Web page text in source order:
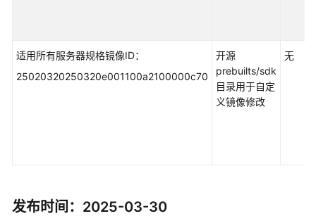
适用所有服务器规格镜像ID：
25020320250320e001100a2100000c70
开源
prebuilts/sdk
目录用于自定
义镜像修改
无
发布时间：2025-03-30